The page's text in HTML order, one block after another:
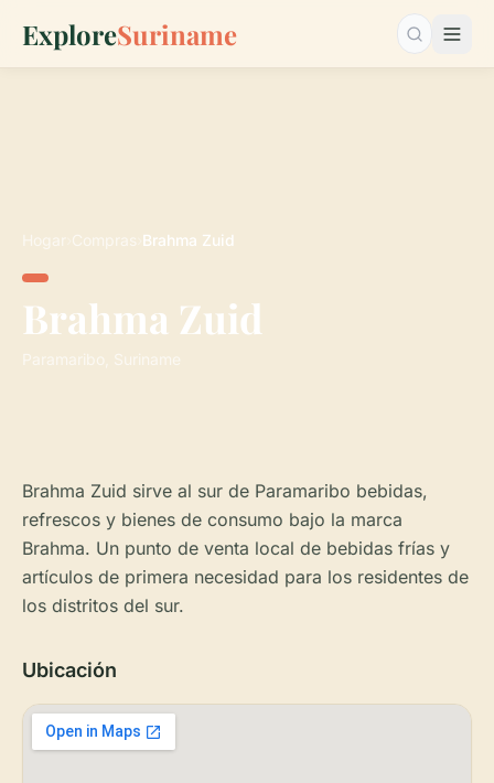
ExploreSuriname Buscar…
Hogar Compras Brahma Zuid
Brahma Zuid
Paramaribo, Suriname
Brahma Zuid sirve al sur de Paramaribo bebidas,
refrescos y bienes de consumo bajo la marca
Brahma. Un punto de venta local de bebidas frías y
artículos de primera necesidad para los residentes de
los distritos del sur.
Ubicación